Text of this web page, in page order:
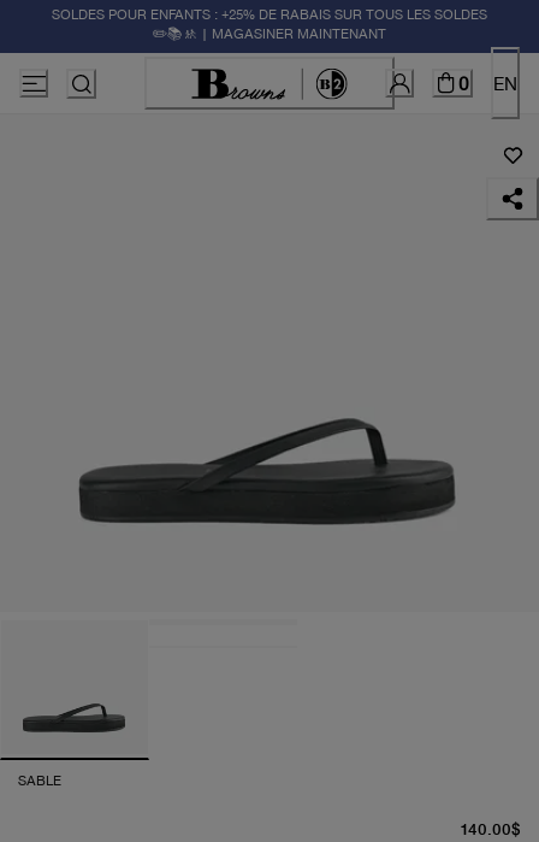
SOLDES POUR ENFANTS : +25% DE RABAIS SUR TOUS LES SOLDES
✏️📚🚸 | MAGASINER MAINTENANT
0 EN
SABLE
140.00$